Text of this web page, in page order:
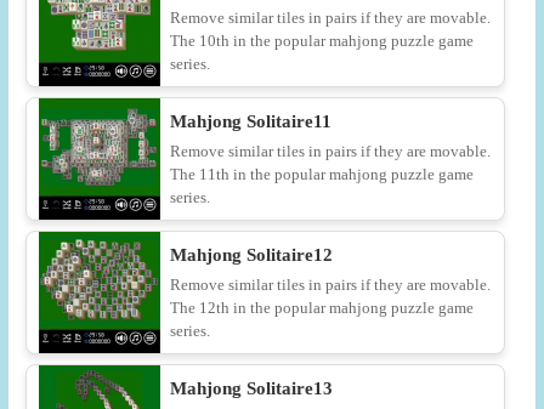
Remove similar tiles in pairs if they are movable.
The 10th in the popular mahjong puzzle game
series.
Mahjong Solitaire11
Remove similar tiles in pairs if they are movable.
The 11th in the popular mahjong puzzle game
series.
Mahjong Solitaire12
Remove similar tiles in pairs if they are movable.
The 12th in the popular mahjong puzzle game
series.
Mahjong Solitaire13